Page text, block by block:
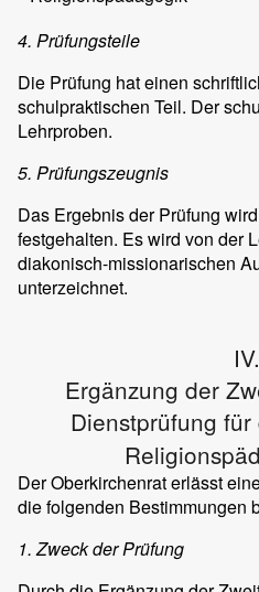
4. Prüfungsteile
Die Prüfung hat einen
schulpraktischen Teil. Der
Lehrproben.
5. Prüfungszeugnis
Das Ergebnis der Prüfung
festgehalten. Es wird von der
diakonisch-missionarischen
unterzeichnet.
IV.
Ergänzung der
Dienstprüfung
Der Oberkirchenrat erlässt
die folgenden Bestimmungen
1. Zweck der Prüfung